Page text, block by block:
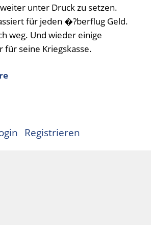
unter Druck zu setzen.
für jeden �?berflug Geld.
weg. Und wieder einige
für seine Kriegskasse.
Registrieren